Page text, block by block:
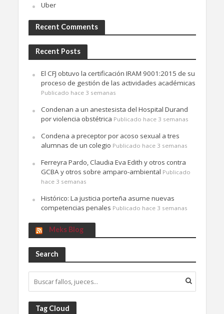
Uber
Recent Comments
Recent Posts
El CFJ obtuvo la certificación IRAM 9001:2015 de su
proceso de gestión de las actividades académicas
Publicado hace 3 semanas
Condenan a un anestesista del Hospital Durand
por violencia obstétrica Publicado hace 3 semanas
Condena a preceptor por acoso sexual a tres
alumnas de un colegio Publicado hace 3 semanas
Ferreyra Pardo, Claudia Eva Edith y otros contra
GCBA y otros sobre amparo-ambiental Publicado
hace 3 semanas
Histórico: La justicia porteña asume nuevas
competencias penales Publicado hace 3 semanas
Meks Blog
Search
Tag Cloud